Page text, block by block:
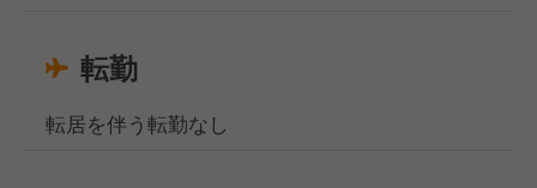
転勤
転居を伴う転勤なし